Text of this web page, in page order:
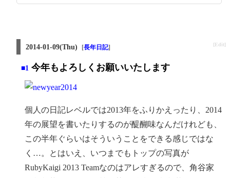
2014-01-09(Thu) [長年日記] [Edit]
■1 今年もよろしくお願いいたします
個人の日記レベルでは2013年をふりかえったり、2014
年の展望を書いたりするのが醍醐味なんだけれども、
この半年ぐらいはそういうことをできる感じではな
く…。とはいえ、いつまでもトップの写真が
RubyKaigi 2013 Teamなのはアレすぎるので、角谷家